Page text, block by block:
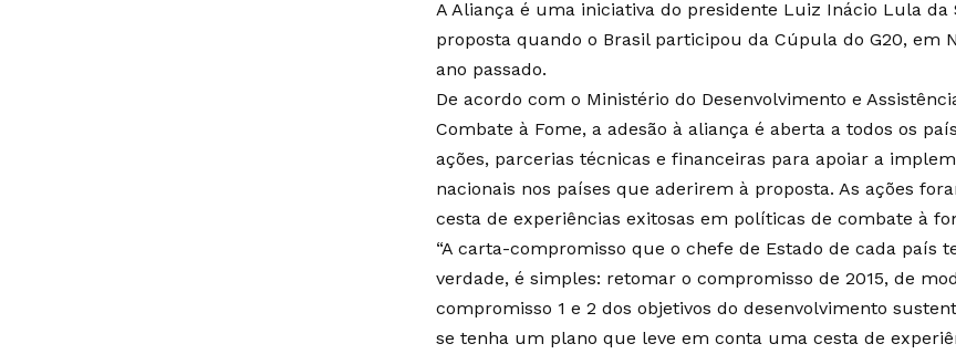
A Aliança é uma iniciativa do presidente Luiz Inácio Lula da
proposta quando o Brasil participou da Cúpula do G20, em
ano passado.
De acordo com o Ministério do Desenvolvimento e
Combate à Fome, a adesão à aliança é aberta a todos os
ações, parcerias técnicas e financeiras para apoiar a
nacionais nos países que aderirem à proposta. As ações
cesta de experiências exitosas em políticas de combate à
“A carta-compromisso que o chefe de Estado de cada país
verdade, é simples: retomar o compromisso de 2015, de
compromisso 1 e 2 dos objetivos do desenvolvimento
se tenha um plano que leve em conta uma cesta de